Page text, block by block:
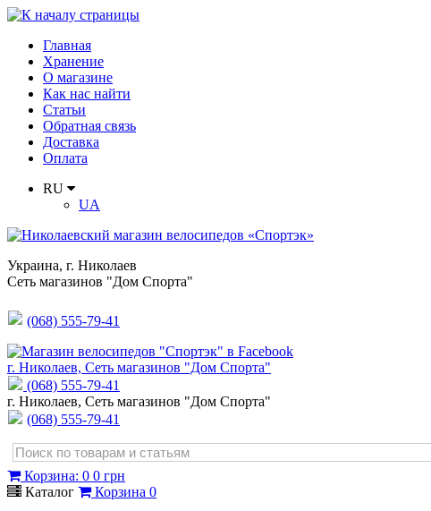
Главная
Хранение
О магазине
Как нас найти
Статьи
Обратная связь
Доставка
Оплата
RU
UA
Украина, г. Николаев
Сеть магазинов "Дом Спорта"
(068) 555-79-41
г. Николаев, Сеть магазинов "Дом Спорта"
(068) 555-79-41
г. Николаев, Сеть магазинов "Дом Спорта"
(068) 555-79-41
Корзина: 0 0 грн
Каталог
Корзина 0